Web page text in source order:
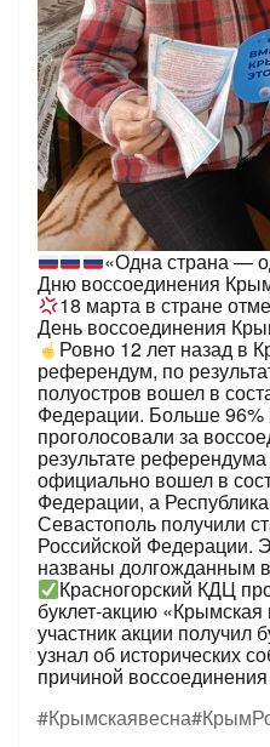
«Одна страна —
Дню воссоединения
18 марта в стране
День воссоединения
Ровно 12 лет назад в
референдум, по
полуостров вошел в
Федерации. Больше 96%
проголосовали за
результате
официально вошел в
Федерации, а
Севастополь получили
Российской Федерации.
названы долгожданным
Красногорский КДЦ
буклет-акцию
участник акции получил
узнал об исторических
причиной
#Крымскаявесна